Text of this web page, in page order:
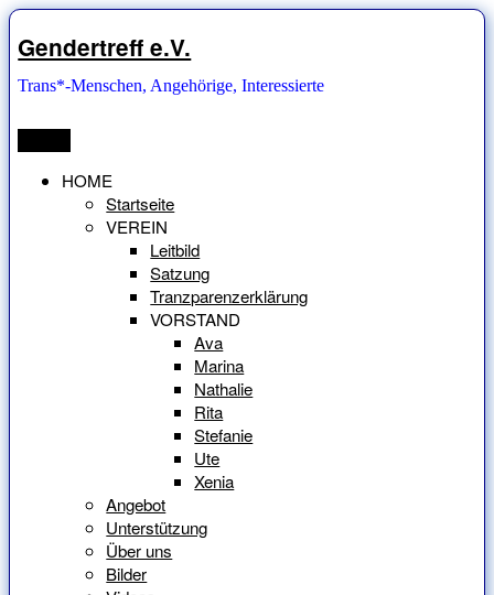
Zum
Inhalt
springen
Gendertreff e.V.
Trans*-Menschen, Angehörige, Interessierte
HOME
Startseite
VEREIN
Leitbild
Satzung
Tranzparenzerklärung
VORSTAND
Ava
Marina
Nathalie
Rita
Stefanie
Ute
Xenia
Angebot
Unterstützung
Über uns
Bilder